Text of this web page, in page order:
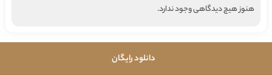
هنوز هیچ دیدگاهی وجود ندارد.
دانلود رایگان